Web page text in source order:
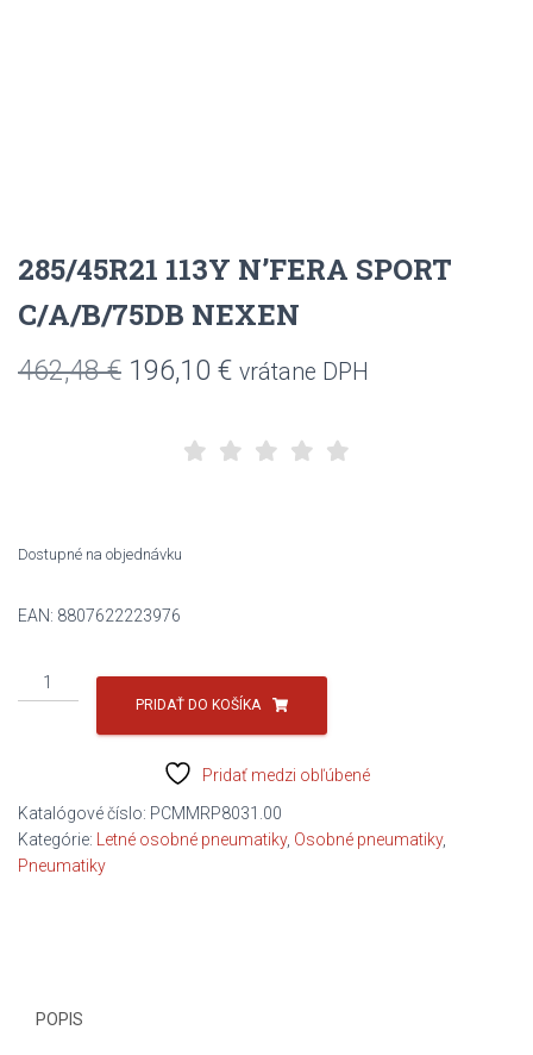
285/45R21 113Y N’FERA SPORT
C/A/B/75DB NEXEN
462,48€ Pôvodná
196,10 €Aktuálna
je:
vrátane DPH
Dostupné na objednávku
EAN: 8807622223976
množstvo
285/45R21
C/A/B/75DB
NEXEN
PRIDAŤ DO KOŠÍKA
Pridať medzi obľúbené
Katalógové číslo: PCMMRP8031.00
Kategórie:
Letné osobné pneumatiky, Osobné pneumatiky,
Pneumatiky
POPIS